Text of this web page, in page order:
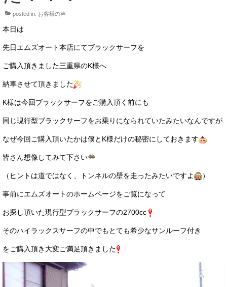
M’sCollection
買取のご案内
店舗情報
店舗情報
会社概要
トップメッセージ
イベント
ニュース
スタッフブログ
posted in: お客様の声
本日は
先日エムズオート本店にてブラックサーフを
ご購入頂きました三重県のK様へ
納車させて頂きました
K様は今回ブラックサーフをご購入頂く前にも
同じ現行型ブラックサーフをお乗りになられていたみたいなんですが
なぜ今回ご購入頂いたかは僕とK様だけの秘密にしておきます
皆さん想像してみて下さい
（ヒントは道ではなく、トンネルの壁を走ったみたいですよ ）
事前にエムズオートのホームページをご覧になって
お探し頂いた現行型ブラックサーフの2700cc
そのハイラックスサーフの中でもとても希少なサンルーフ付き
をご購入頂き大変ご満足頂きました